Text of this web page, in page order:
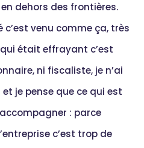
dehors des frontières.
venu comme ça, très
était effrayant c’est
ni fiscaliste, je n’ai
je pense que ce qui est
: parce
c’est trop de